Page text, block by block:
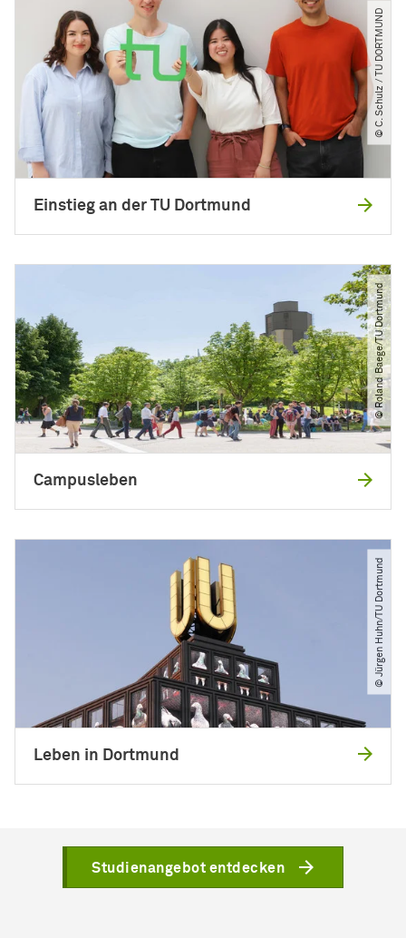
© C. Schulz ​/​ TU DORTMUND
Einstieg an der TU Dortmund
© Roland Baege​/​TU Dortmund
Campusleben
© Jürgen Huhn​/​TU Dortmund
Leben in Dortmund
Studienangebot entdecken